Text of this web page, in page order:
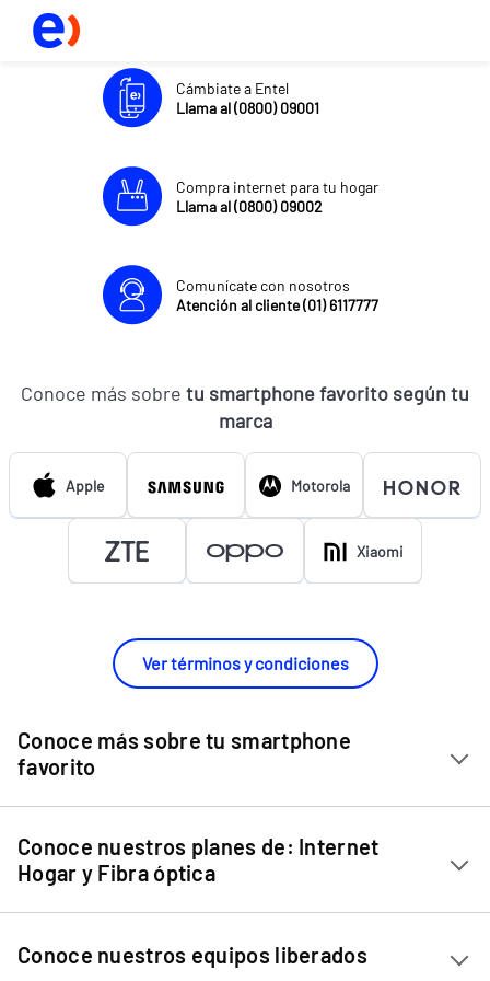
Cámbiate a Entel
Llama al (0800) 09001
Compra internet para tu hogar
Llama al (0800) 09002
Comunícate con nosotros
Atención al cliente (01) 6117777
Conoce más sobre tu smartphone favorito según tu
marca
Apple Motorola
Xiaomi
Ver términos y condiciones
Conoce más sobre tu smartphone
favorito
Chip Entel
Apple iPhone 11
Apple iPhone 12 Mini
Apple iPhone 13 Mini
Conoce nuestros planes de: Internet
Hogar y Fibra óptica
Internet Hogar
Fibra Óptica
Conoce nuestros equipos liberados